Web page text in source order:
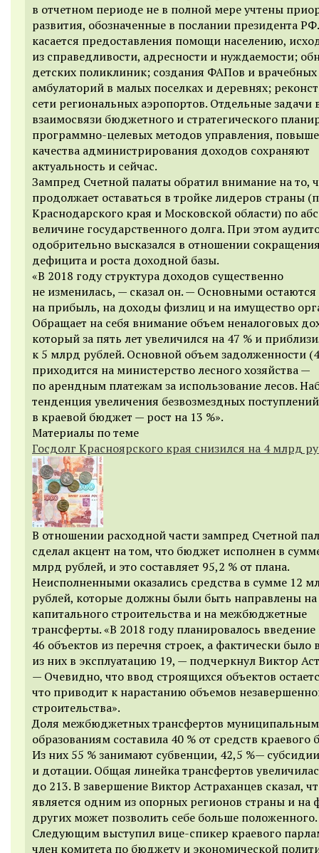
в отчетном периоде не в полной мере учтены
развития, обозначенные в послании президента
касается предоставления помощи населению,
из справедливости, адресности и нуждаемости;
детских поликлиник; создания ФАПов и врачебных
амбулаторий в малых поселках и деревнях;
сети региональных аэропортов. Отдельные задачи
взаимосвязи бюджетного и стратегического
программно-целевых методов управления,
качества администрирования доходов сохраняют
актуальность и сейчас.
Зампред Счетной палаты обратил внимание на то,
продолжает оставаться в тройке лидеров страны
Краснодарского края и Московской области) по
величине государственного долга. При этом
одобрительно высказался в отношении
дефицита и роста доходной базы.
«В 2018 году структура доходов существенно
не изменилась, — сказал он. — Основными остаются
на прибыль, на доходы физлиц и на имущество
Обращает на себя внимание объем неналоговых
который за пять лет увеличился на 47 % и
к 5 млрд рублей. Основной объем задолженности
приходится на министерство лесного хозяйства —
по арендным платежам за использование лесов.
тенденция увеличения безвозмездных поступлений
в краевой бюджет — рост на 13 %».
Материалы по теме
Госдолг Красноярского края снизился на 4 млрд
В отношении расходной части зампред Счетной
сделал акцент на том, что бюджет исполнен в
млрд рублей, и это составляет 95,2 % от плана.
Неисполненными оказались средства в сумме 12
рублей, которые должны были быть направлены
капитального строительства и на межбюджетные
трансферты. «В 2018 году планировалось введение
46 объектов из перечня строек, а фактически было
из них в эксплуатацию 19, — подчеркнул Виктор
— Очевидно, что ввод строящихся объектов
что приводит к нарастанию объемов
строительства».
Доля межбюджетных трансфертов муниципальным
образованиям составила 40 % от средств краевого
Из них 55 % занимают субвенции, 42,5 %— субсидии
и дотации. Общая линейка трансфертов
до 213. В завершение Виктор Астраханцев сказал,
является одним из опорных регионов страны и на
других может позволить себе больше положенного.
Следующим выступил вице-спикер краевого
член комитета по бюджету и экономической